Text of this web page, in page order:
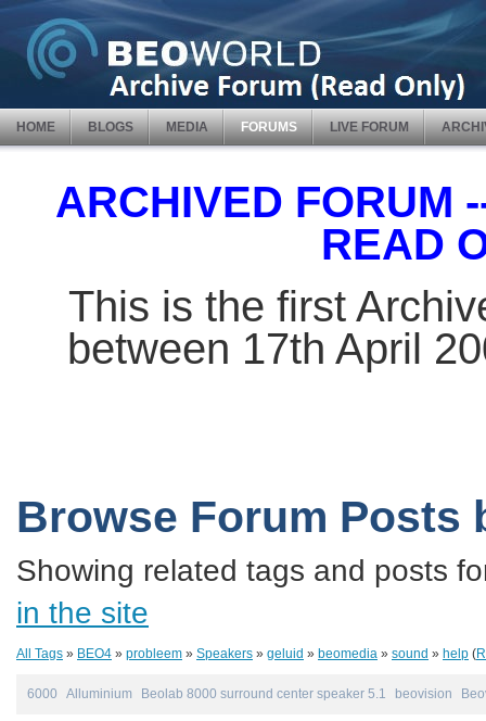
HOME BLOGS MEDIA FORUMS LIVE FORUM
ARCHIVED FORUM
READ
This is the first
between 17th April
Browse Forum Posts
Showing related tags and posts
in the site
All Tags » BEO4 » probleem » Speakers » geluid » beomedia » sound » help (
6000 Alluminium Beolab 8000 surround center speaker 5.1 beovision